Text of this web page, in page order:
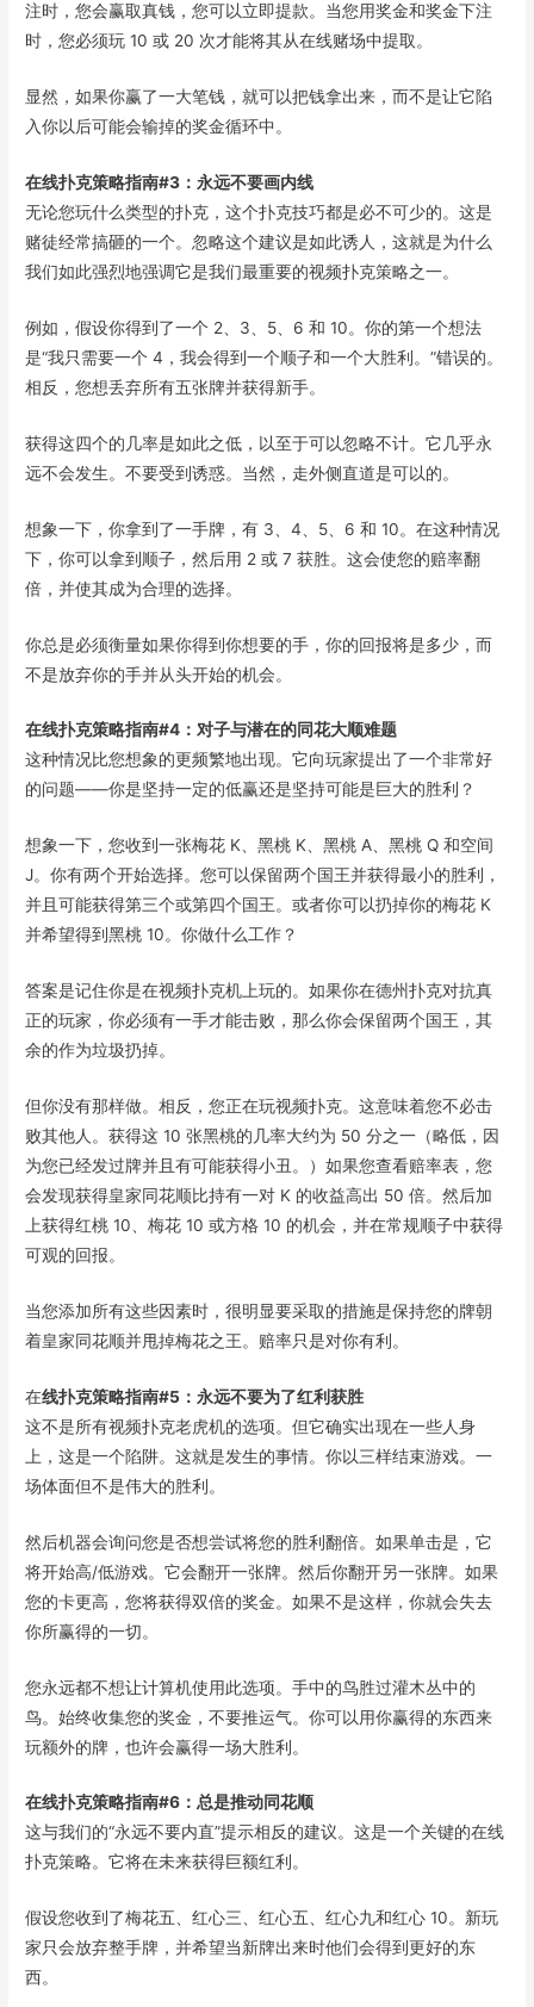
注时，您会赢取真钱，您可以立即提款。当您用奖金和奖金下注
时，您必须玩 10 或 20 次才能将其从在线赌场中提取。
显然，如果你赢了一大笔钱，就可以把钱拿出来，而不是让它陷
入你以后可能会输掉的奖金循环中。
在线扑克策略指南#3：永远不要画内线
无论您玩什么类型的扑克，这个扑克技巧都是必不可少的。这是
赌徒经常搞砸的一个。忽略这个建议是如此诱人，这就是为什么
我们如此强烈地强调它是我们最重要的视频扑克策略之一。
例如，假设你得到了一个 2、3、5、6 和 10。你的第一个想法
是“我只需要一个 4，我会得到一个顺子和一个大胜利。”错误的。
相反，您想丢弃所有五张牌并获得新手。
获得这四个的几率是如此之低，以至于可以忽略不计。它几乎永
远不会发生。不要受到诱惑。当然，走外侧直道是可以的。
想象一下，你拿到了一手牌，有 3、4、5、6 和 10。在这种情况
下，你可以拿到顺子，然后用 2 或 7 获胜。这会使您的赔率翻
倍，并使其成为合理的选择。
你总是必须衡量如果你得到你想要的手，你的回报将是多少，而
不是放弃你的手并从头开始的机会。
在线扑克策略指南#4：对子与潜在的同花大顺难题
这种情况比您想象的更频繁地出现。它向玩家提出了一个非常好
的问题——你是坚持一定的低赢还是坚持可能是巨大的胜利？
想象一下，您收到一张梅花 K、黑桃 K、黑桃 A、黑桃 Q 和空间
J。你有两个开始选择。您可以保留两个国王并获得最小的胜利，
并且可能获得第三个或第四个国王。或者你可以扔掉你的梅花 K
并希望得到黑桃 10。你做什么工作？
答案是记住你是在视频扑克机上玩的。如果你在德州扑克对抗真
正的玩家，你必须有一手才能击败，那么你会保留两个国王，其
余的作为垃圾扔掉。
但你没有那样做。相反，您正在玩​​视频扑克。这意味着您不必击
败其他人。获得这 10 张黑桃的几率大约为 50 分之一（略低，因
为您已经发过牌并且有可能获得小丑。）如果您查看赔率表，您
会发现获得皇家同花顺比持有一对 K 的收益高出 50 倍。然后加
上获得红桃 10、梅花 10 或方格 10 的机会，并在常规顺子中获得
可观的回报。
当您添加所有这些因素时，很明显要采取的措施是保持您的牌朝
着皇家同花顺并甩掉梅花之王。赔率只是对你有利。
在线扑克策略指南#5：永远不要为了红利获胜
这不是所有视频扑克老虎机的选项。但它确实出现在一些人身
上，这是一个陷阱。这就是发生的事情。你以三样结束游戏。一
场体面但不是伟大的胜利。
然后机器会询问您是否想尝试将您的胜利翻倍。如果单击是，它
将开始高/低游戏。它会翻开一张牌。然后你翻开另一张牌。如果
您的卡更高，您将获得双倍的奖金。如果不是这样，你就会失去
你所赢得的一切。
您永远都不想让计算机使用此选项。手中的鸟胜过灌木丛中的
鸟。始终收集您的奖金，不要推运气。你可以用你赢得的东西来
玩额外的牌，也许会赢得一场大胜利。
在线扑克策略指南#6：总是推动同花顺
这与我们的“永远不要内直”提示相反的建议。这是一个关键的在线
扑克策略。它将在未来获得巨额红利。
假设您收到了梅花五、红心三、红心五、红心九和红心 10。新玩
家只会放弃整手牌，并希望当新牌出来时他们会得到更好的东
西。